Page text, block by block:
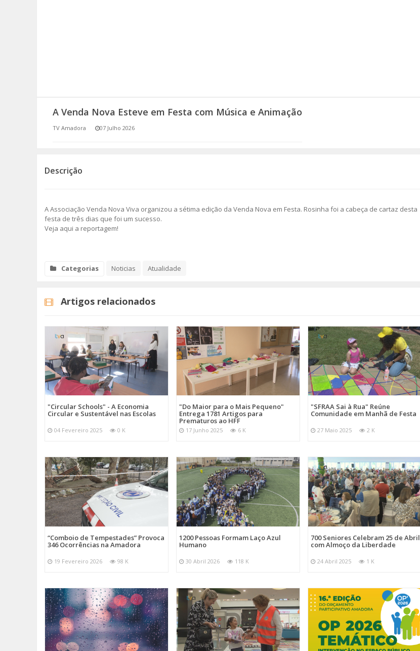
(RE) PENSAMENTOS
A Venda Nova Esteve em Festa com Música e Animação
TV Amadora 07 Julho 2026
Descrição
A Associação Venda Nova Viva organizou a sétima edição da Venda Nova em Festa. Rosinha foi a cabeça de cartaz desta
festa de três dias que foi um sucesso.
Veja aqui a reportagem!
Categorias Noticias Atualidade
Artigos relacionados
"Circular Schools" - A Economia
Circular e Sustentável nas Escolas
04 Fevereiro 2025 0 K
"Do Maior para o Mais Pequeno"
Entrega 1781 Artigos para
Prematuros ao HFF
17 Junho 2025 6 K
"SFRAA Sai à Rua" Reúne
Comunidade em Manhã de Festa
27 Maio 2025 2 K
“Comboio de Tempestades” Provoca
346 Ocorrências na Amadora
19 Fevereiro 2026 98 K
1200 Pessoas Formam Laço Azul
Humano
30 Abril 2026 118 K
700 Seniores Celebram 25 de Abril
com Almoço da Liberdade
24 Abril 2025 1 K